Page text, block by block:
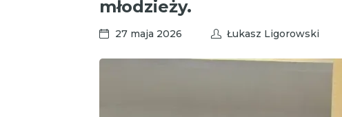
młodzieży.
27 maja 2026 Łukasz Ligorowski